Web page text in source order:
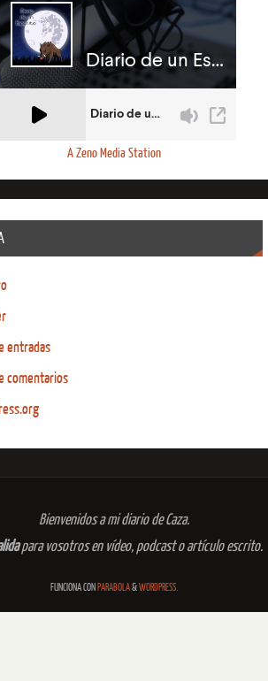
A Zeno Media Station
entradas
comentarios
Bienvenidos a mi diario de Caza.
para vosotros en vídeo, podcast o artículo escrito.
FUNCIONA CON PARABOLA&WORDPRESS.